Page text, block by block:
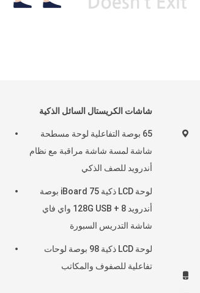
شاشات الكريستال السائل الذكية
65 بوصة التفاعلية لوحة مسطحة
شاشة لمسة شاشة مراقبة مع نظام
أندرويد للصف الذكي
لوحة LCD ذكية iBoard 75 بوصة
أندرويد 8 + 128G USB واي فاي
شاشة التدريس السبورة
لوحة LCD ذكية 98 بوصة لوحات
تفاعلية للصفوف والمكاتب